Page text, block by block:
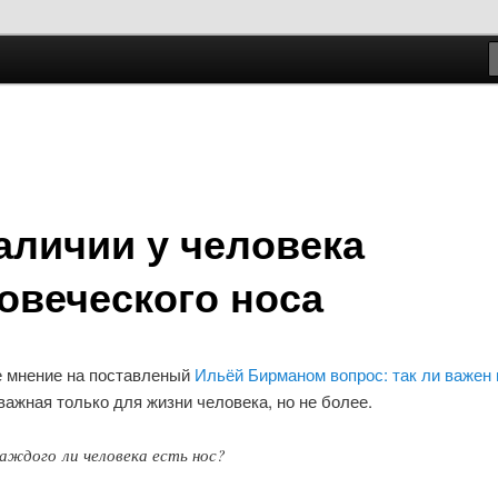
содержимому
у человека
носа
на поставленый Ильёй Бирманом вопрос: так ли важен
только для жизни человека, но не более.
ли человека есть нос?